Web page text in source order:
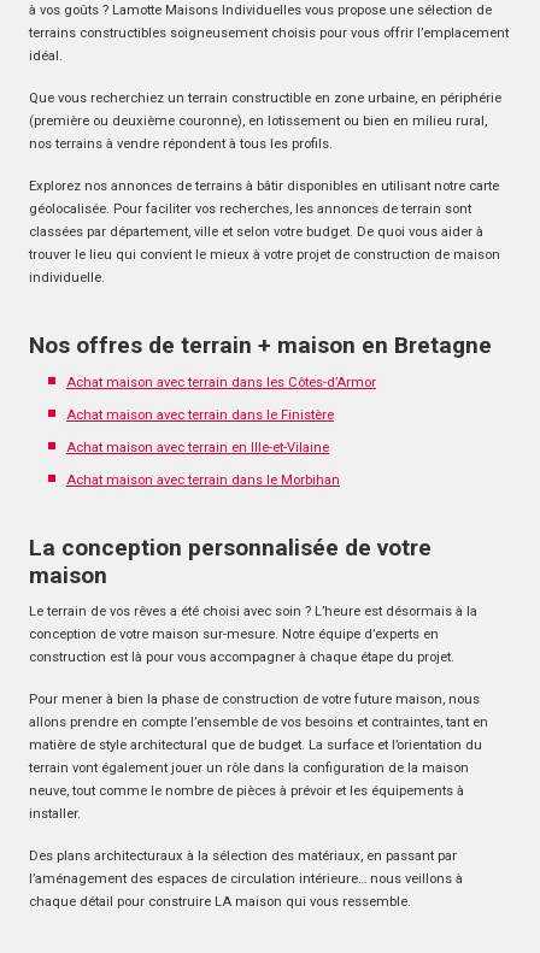
à vos goûts ? Lamotte Maisons Individuelles vous propose une sélection de
terrains constructibles soigneusement choisis pour vous offrir l’emplacement
idéal.
Que vous recherchiez un terrain constructible en zone urbaine, en périphérie
(première ou deuxième couronne), en lotissement ou bien en milieu rural,
nos terrains à vendre répondent à tous les profils.
Explorez nos annonces de terrains à bâtir disponibles en utilisant notre carte
géolocalisée. Pour faciliter vos recherches, les annonces de terrain sont
classées par département, ville et selon votre budget. De quoi vous aider à
trouver le lieu qui convient le mieux à votre projet de construction de maison
individuelle.
Nos offres de terrain + maison en Bretagne
Achat maison avec terrain dans les Côtes-d’Armor
Achat maison avec terrain dans le Finistère
Achat maison avec terrain en Ille-et-Vilaine
Achat maison avec terrain dans le Morbihan
La conception personnalisée de votre
maison
Le terrain de vos rêves a été choisi avec soin ? L’heure est désormais à la
conception de votre maison sur-mesure. Notre équipe d’experts en
construction est là pour vous accompagner à chaque étape du projet.
Pour mener à bien la phase de construction de votre future maison, nous
allons prendre en compte l’ensemble de vos besoins et contraintes, tant en
matière de style architectural que de budget. La surface et l’orientation du
terrain vont également jouer un rôle dans la configuration de la maison
neuve, tout comme le nombre de pièces à prévoir et les équipements à
installer.
Des plans architecturaux à la sélection des matériaux, en passant par
l’aménagement des espaces de circulation intérieure… nous veillons à
chaque détail pour construire LA maison qui vous ressemble.